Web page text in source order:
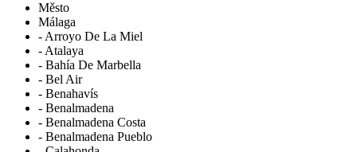
Město
Málaga
- Arroyo De La Miel
- Atalaya
- Bahía De Marbella
- Bel Air
- Benahavís
- Benalmadena
- Benalmadena Costa
- Benalmadena Pueblo